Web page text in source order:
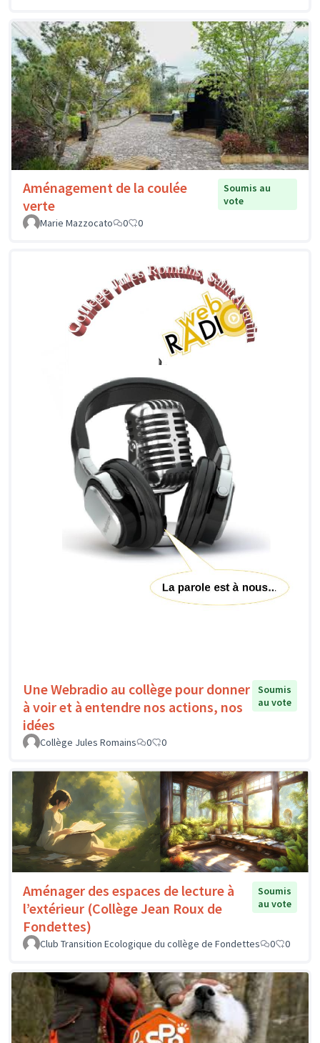
Aménagement de la coulée
verte
Soumis au
vote
Marie Mazzocato
0 0
Une Webradio au collège pour donner
à voir et à entendre nos actions, nos
idées
Soumis
au vote
Collège Jules Romains 0 0
Aménager des espaces de lecture à
l’extérieur (Collège Jean Roux de
Fondettes)
Soumis
au vote
Club Transition Ecologique du collège de Fondettes 0 0